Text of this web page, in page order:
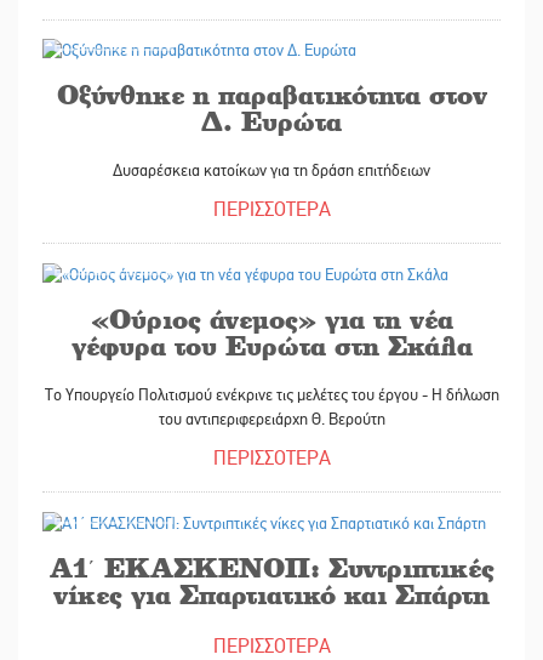
Οξύνθηκε η παραβατικότητα στον
Δ. Ευρώτα
Δυσαρέσκεια κατοίκων για τη δράση επιτήδειων
ΠΕΡΙΣΣΟΤΕΡΑ
«Ούριος άνεμος» για τη νέα
γέφυρα του Ευρώτα στη Σκάλα
Το Υπουργείο Πολιτισμού ενέκρινε τις μελέτες του έργου - Η δήλωση
του αντιπεριφερειάρχη Θ. Βερούτη
ΠΕΡΙΣΣΟΤΕΡΑ
Α1΄ ΕΚΑΣΚΕΝΟΠ: Συντριπτικές
νίκες για Σπαρτιατικό και Σπάρτη
ΠΕΡΙΣΣΟΤΕΡΑ